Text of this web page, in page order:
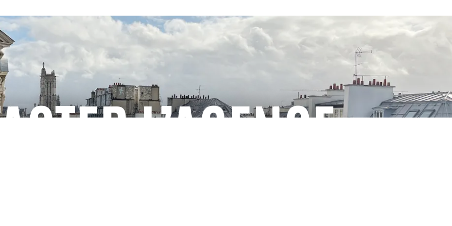
L’AGENCE